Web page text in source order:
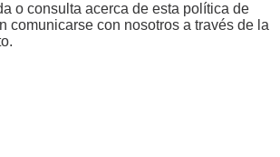
o consulta acerca de esta política de
comunicarse con nosotros a través de la